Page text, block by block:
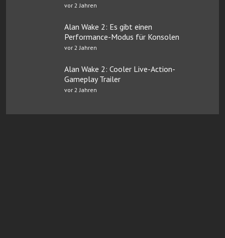
vor 2 Jahren
Alan Wake 2: Es gibt einen
Performance-Modus für Konsolen
vor 2 Jahren
Alan Wake 2: Cooler Live-Action-
Gameplay Trailer
vor 2 Jahren